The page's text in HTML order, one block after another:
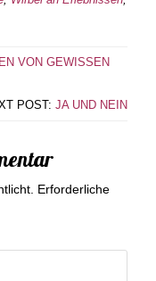
VON GEWISSEN
POST: JA UND NEIN
Erforderliche